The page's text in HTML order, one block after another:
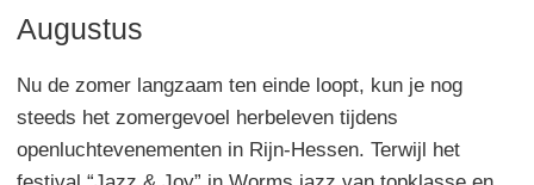
Augustus
Nu de zomer langzaam ten einde loopt, kun je nog
steeds het zomergevoel herbeleven tijdens
openluchtevenementen in Rijn-Hessen. Terwijl het